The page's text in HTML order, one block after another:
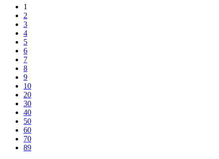
1
2
3
4
5
6
7
8
9
10
20
30
40
50
60
70
89